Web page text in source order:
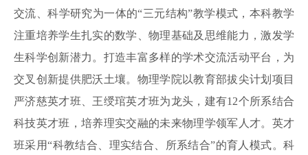
交流、科学研究为一体的“三元结构”教学模式，本科教学
注重培养学生扎实的数学、物理基础及思维能力，激发学
生科学创新潜力。打造丰富多样的学术交流活动平台，为
交叉创新提供肥沃土壤。物理学院以教育部拔尖计划项目
严济慈英才班、王绶琯英才班为龙头，建有12个所系结合
科技英才班 ，培养理实交融的未来物理学领军人才。英才
班采用“科教结合、理实结合、所系结合”的育人模式。科